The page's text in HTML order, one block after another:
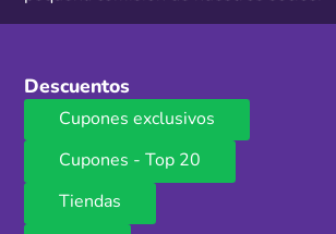
Descuentos
Cupones exclusivos
Cupones - Top 20
Tiendas